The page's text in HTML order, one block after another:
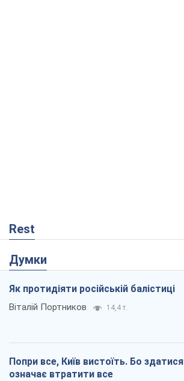
Rest
Думки
Як протидіяти російській балістиці
Віталій Портников 14,4 т.
Попри все, Київ вистоїть. Бо здатися
означає втратити все